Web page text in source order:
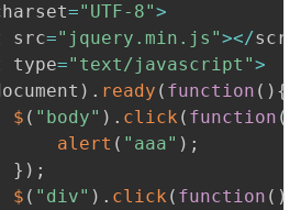
="UTF-8">
src="jquery.min.js"></
type="text/javascript">
) . ready ( function ( ) {
$ ( "body" ) . click ( function (
alert ( "aaa" ) ;
} ) ;
$ ( "div" ) . click ( function ( )